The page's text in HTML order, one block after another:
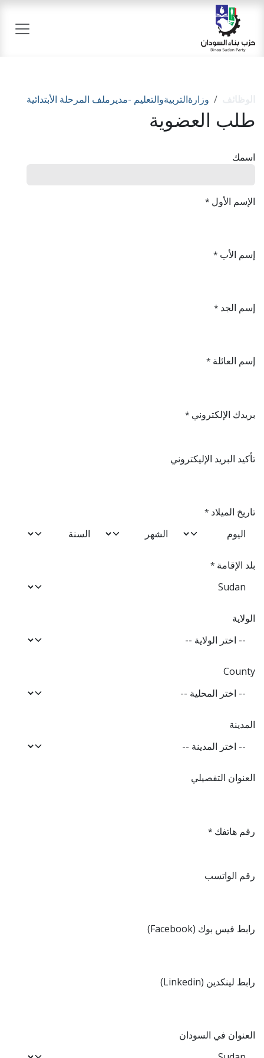
تخطي للذهاب إلى المحتوى
وزارةالتربيةوالتعليم -مديرملف المرحلة الأبتدائية
طلب العضوية
اسمك
الإسم الأول *
إسم الأب *
إسم الجد *
إسم العائلة *
بريدك الإلكتروني *
تأكيد البريد الإليكتروني
تاريخ الميلاد *
بلد الإقامة *
الولاية
County
المدينة
العنوان التفصيلي
رقم هاتفك *
رقم الواتسب
رابط فيس بوك (Facebook)
رابط لينكدين (Linkedin)
العنوان في السودان